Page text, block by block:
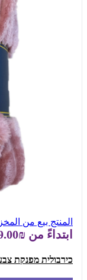
المنتج بيع من
ابتداءً من ₪79.00
כירבולית מפנקת